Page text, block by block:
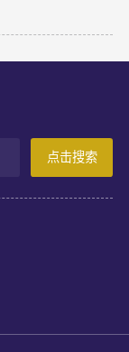
物理AI核心技术
究院、商汤科技等
AI从“识别像素”
乘用车高阶智
前夕，搭载
台，成功交付超
。据灼识咨询数
第三方城市NOA解
，确立了其物理AI
点击搜索